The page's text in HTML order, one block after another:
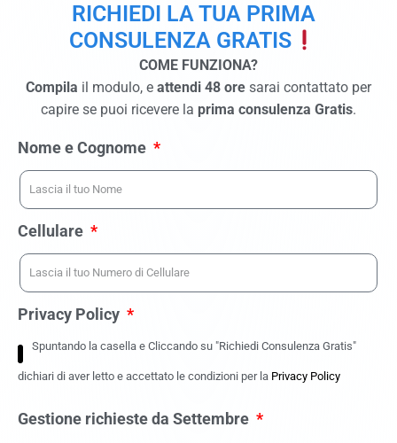
RICHIEDI LA TUA PRIMA
CONSULENZA GRATIS
COME FUNZIONA?
Compila il modulo, e attendi 48 ore sarai contattato per
capire se puoi ricevere la prima consulenza Gratis.
Nome e Cognome
Cellulare
Privacy Policy
Spuntando la casella e Cliccando su "Richiedi Consulenza Gratis"
dichiari di aver letto e accettato le condizioni per la Privacy Policy
Gestione richieste da Settembre